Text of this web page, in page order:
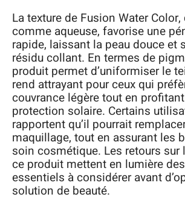
La texture de Fusion Water
comme aqueuse, favorise une
rapide, laissant la peau douce et
résidu collant. En termes de
produit permet d’uniformiser le
rend attrayant pour ceux qui
couvrance légère tout en profitant
protection solaire. Certains
rapportent qu’il pourrait
maquillage, tout en assurant les
soin cosmétique. Les retours sur
ce produit mettent en lumière
essentiels à considérer avant
solution de beauté.